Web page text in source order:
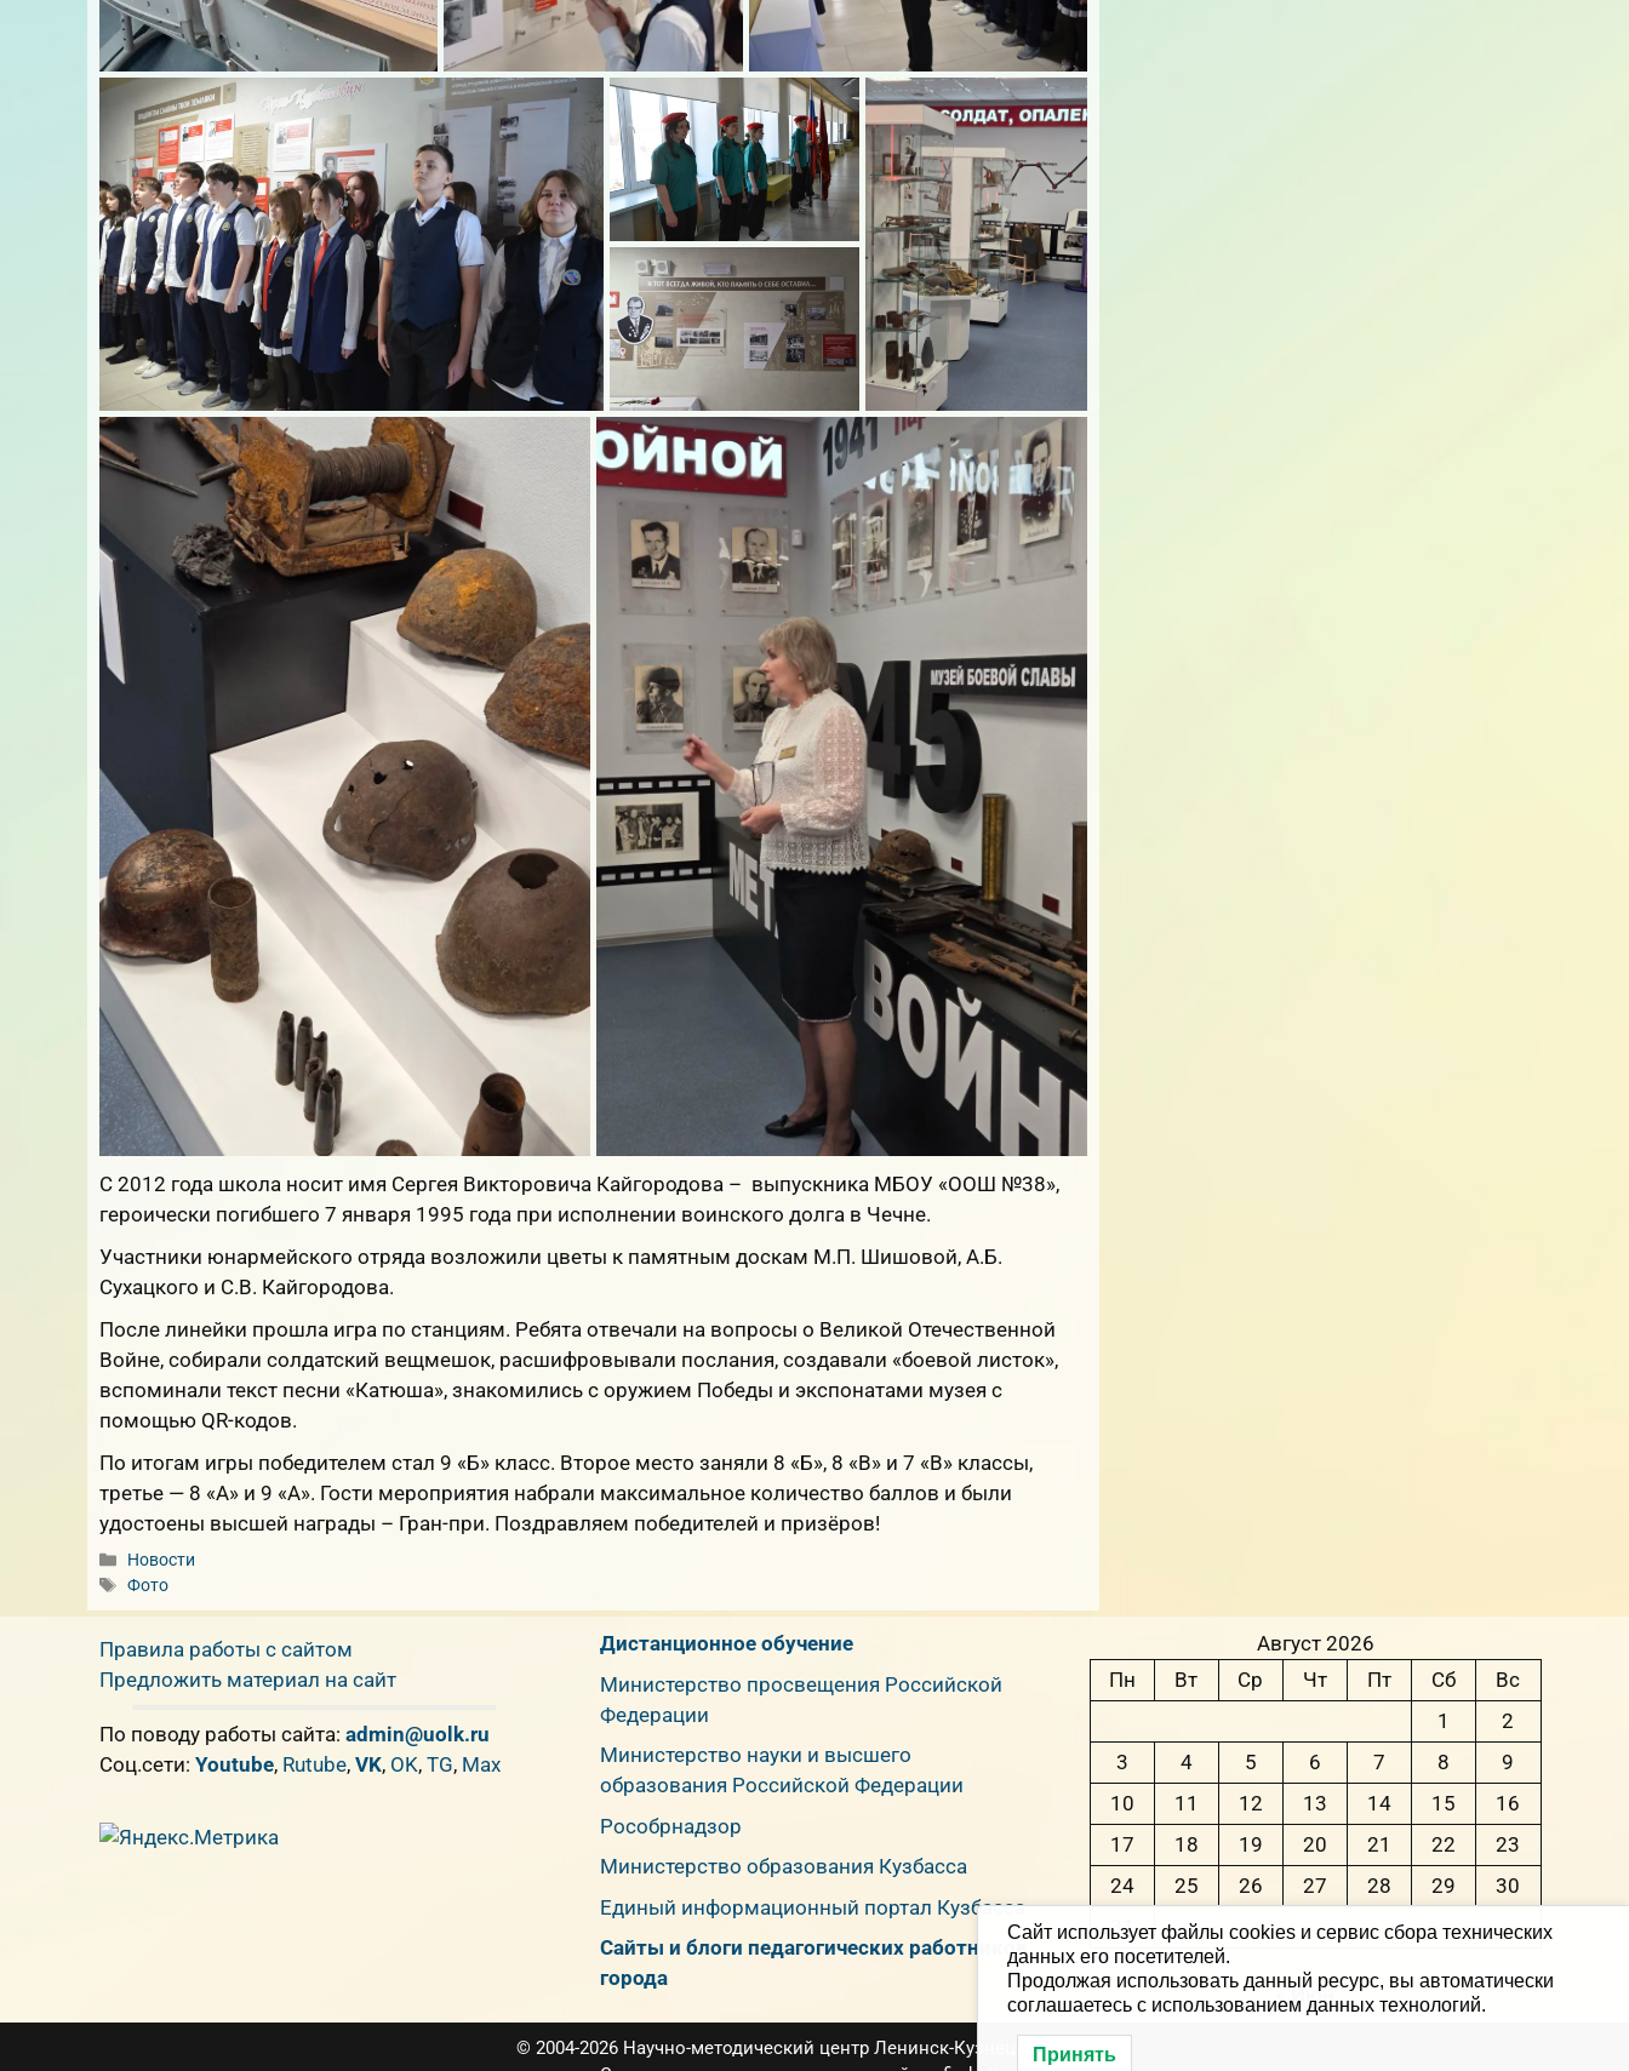
С 2012 года школа носит имя Сергея Викторовича Кайгородова – выпускника МБОУ «ООШ №38»,
героически погибшего 7 января 1995 года при исполнении воинского долга в Чечне.
Участники юнармейского отряда возложили цветы к памятным доскам М.П. Шишовой, А.Б.
Сухацкого и С.В. Кайгородова.
После линейки прошла игра по станциям. Ребята отвечали на вопросы о Великой Отечественной
Войне, собирали солдатский вещмешок, расшифровывали послания, создавали «боевой листок»,
вспоминали текст песни «Катюша», знакомились с оружием Победы и экспонатами музея с
помощью QR-кодов.
По итогам игры победителем стал 9 «Б» класс. Второе место заняли 8 «Б», 8 «В» и 7 «В» классы,
третье — 8 «А» и 9 «А». Гости мероприятия набрали максимальное количество баллов и были
удостоены высшей награды – Гран-при. Поздравляем победителей и призёров!
Рубрики
Новости
Метки
Фото
Правила работы с сайтом
Предложить материал на сайт
По поводу работы сайта: admin@uolk.ru
Cоц.сети: Youtube, Rutube, VK, OK, TG, Max
Дистанционное обучение
Министерство просвещения Российской
Федерации
Министерство науки и высшего
образования Российской Федерации
Рособрнадзор
Министерство образования Кузбасса
Единый информационный портал Кузбасса
Сайты и блоги педагогических работников
города
Август 2026
Пн
Вт Ср Чт Пт Сб
Вс
1
2
3
4 5 6 7 8
9
10
11 12 13 14 15
16
17
18 19 20 21 22
23
24
25 26 27 28 29
30
31
« Июн
© 2004-2026 Научно-методический центр Ленинск-Кузнецкого MО
Сайт использует файлы cookies и сервис сбора технических
данных его посетителей.
Продолжая использовать данный ресурс, вы автоматически
соглашаетесь с использованием данных технологий.
Принять